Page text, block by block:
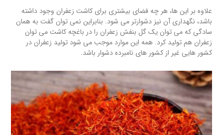
علاوه بر این ها، هر چه فضای بیشتری برای کاشت زعفران وجود داشته
باشد، نگهداری آن نیز دشوارتر می شود. بنابراین نمی توان گفت به همان
سادگی که می توان یک گل بنفش زعفران را در باغچه کاشت می توان
زعفران هم تولید کرد. همه این موارد موجب می شود تولید زعفران در
کشور هایی غیر از کشور های نامبرده دشوار باشد.